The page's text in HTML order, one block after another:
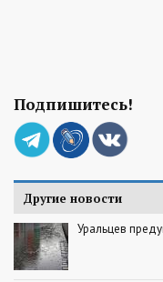
Подпишитесь!
Другие новости
Уральцев